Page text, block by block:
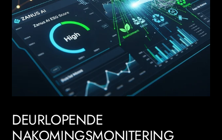
DEURLOPENDE
NAKOMINGSMONITERING